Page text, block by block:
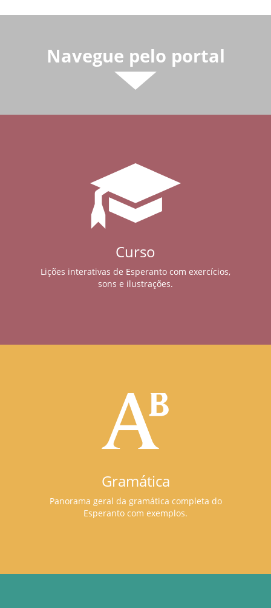
Navegue pelo portal
Curso
Lições interativas de Esperanto com exercícios,
sons e ilustrações.
Gramática
Panorama geral da gramática completa do
Esperanto com exemplos.